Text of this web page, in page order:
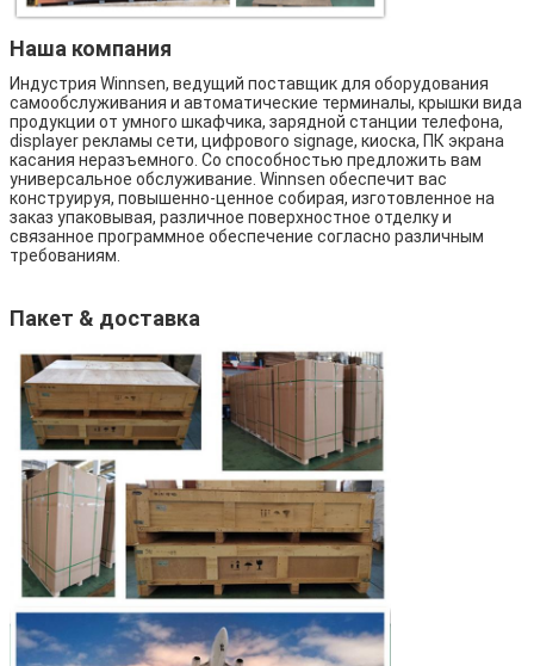
Наша компания
Индустрия Winnsen, ведущий поставщик для оборудования
самообслуживания и автоматические терминалы, крышки вида
продукции от умного шкафчика, зарядной станции телефона,
displayer рекламы сети, цифрового signage, киоска, ПК экрана
касания неразъемного. Со способностью предложить вам
универсальное обслуживание. Winnsen обеспечит вас
конструируя, повышенно-ценное собирая, изготовленное на
заказ упаковывая, различное поверхностное отделку и
связанное программное обеспечение согласно различным
требованиям.
Пакет & доставка